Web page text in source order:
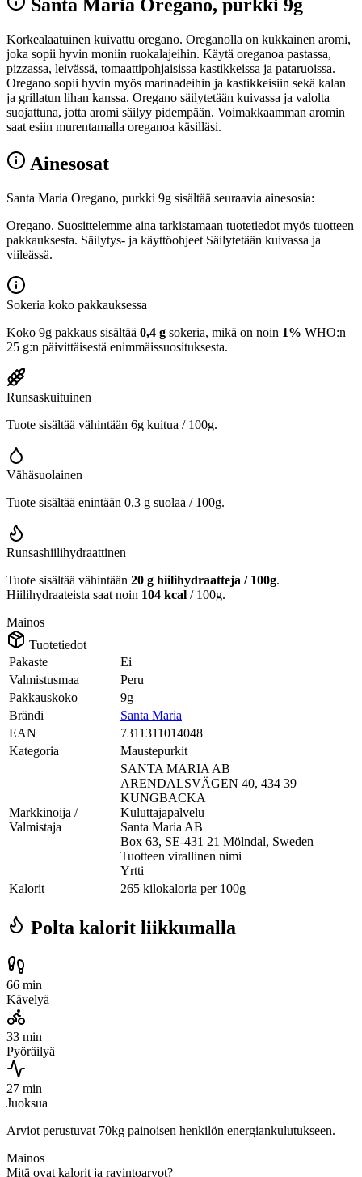
Santa Maria Oregano, purkki 9g
Korkealaatuinen kuivattu oregano. Oreganolla on kukkainen aromi,
joka sopii hyvin moniin ruokalajeihin. Käytä oreganoa pastassa,
pizzassa, leivässä, tomaattipohjaisissa kastikkeissa ja pataruoissa.
Oregano sopii hyvin myös marinadeihin ja kastikkeisiin sekä kalan
ja grillatun lihan kanssa. Oregano säilytetään kuivassa ja valolta
suojattuna, jotta aromi säilyy pidempään. Voimakkaamman aromin
saat esiin murentamalla oreganoa käsilläsi.
Ainesosat
Santa Maria Oregano, purkki 9g sisältää seuraavia ainesosia:
Oregano. Suosittelemme aina tarkistamaan tuotetiedot myös tuotteen
pakkauksesta. Säilytys- ja käyttöohjeet Säilytetään kuivassa ja
viileässä.
Sokeria koko pakkauksessa
Koko 9g pakkaus sisältää 0,4 g sokeria, mikä on noin 1% WHO:n
25 g:n päivittäisestä enimmäissuosituksesta.
Runsaskuituinen
Tuote sisältää vähintään 6g kuitua / 100g.
Vähäsuolainen
Tuote sisältää enintään 0,3 g suolaa / 100g.
Runsashiilihydraattinen
Tuote sisältää vähintään 20 g hiilihydraatteja / 100g.
Hiilihydraateista saat noin 104 kcal / 100g.
Mainos
Tuotetiedot
Pakaste
Ei
Valmistusmaa
Peru
Pakkauskoko
9g
Brändi
Santa Maria
EAN
7311311014048
Kategoria
Maustepurkit
Markkinoija /
Valmistaja
SANTA MARIA AB
ARENDALSVÄGEN 40, 434 39
KUNGBACKA
Kuluttajapalvelu
Santa Maria AB
Box 63, SE-431 21 Mölndal, Sweden
Tuotteen virallinen nimi
Yrtti
Kalorit
265 kilokaloria per 100g
Polta kalorit liikkumalla
66 min
Kävelyä
33 min
Pyöräilyä
27 min
Juoksua
Arviot perustuvat 70kg painoisen henkilön energiankulutukseen.
Mainos
Mitä ovat kalorit ja ravintoarvot?